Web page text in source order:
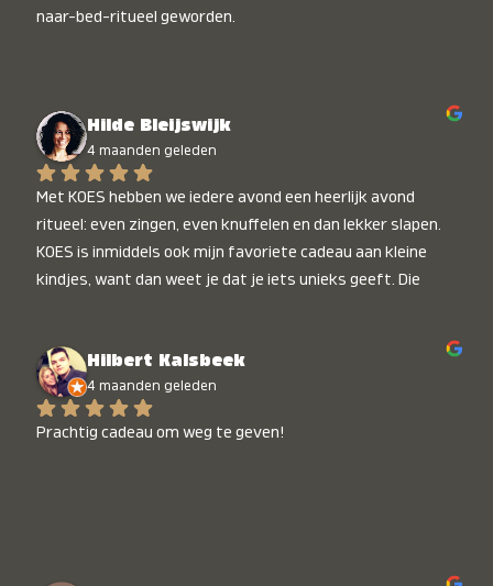
naar-bed-ritueel geworden.
Hilde Bleijswijk
4 maanden geleden
Met KOES hebben we iedere avond een heerlijk avond
ritueel: even zingen, even knuffelen en dan lekker slapen.
KOES is inmiddels ook mijn favoriete cadeau aan kleine
kindjes, want dan weet je dat je iets unieks geeft. Die
Hilbert Kalsbeek
4 maanden geleden
Prachtig cadeau om weg te geven!